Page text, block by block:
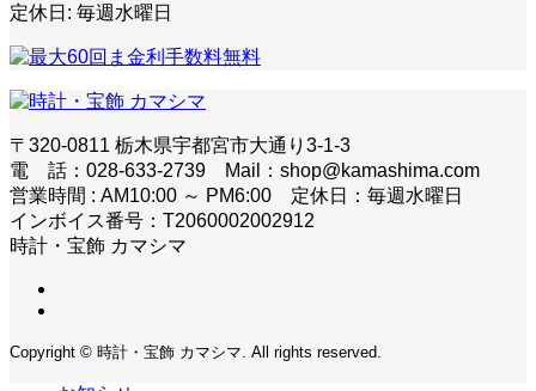
定休日: 毎週水曜日
〒320-0811 栃木県宇都宮市大通り3-1-3
電 話：028-633-2739 Mail：shop@kamashima.com
営業時間 : AM10:00 ～ PM6:00 定休日：毎週水曜日
インボイス番号：T2060002002912
時計・宝飾 カマシマ
Copyright © 時計・宝飾 カマシマ. All rights reserved.